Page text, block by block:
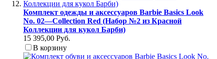
Комплект одежды и аксессуаров Barbie Basics Look
No. 02—Collection Red (Набор №2 из Красной
Коллекции для кукол Барби)
15 395,00 Руб.
В корзину